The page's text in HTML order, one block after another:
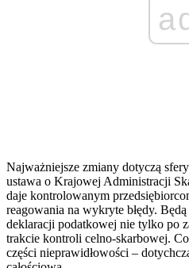
Najważniejsze zmiany dotyczą
ustawa o Krajowej Administracji
daje kontrolowanym
reagowania na wykryte błędy.
deklaracji podatkowej nie tylko po
trakcie kontroli celno-skarbowej.
części nieprawidłowości –